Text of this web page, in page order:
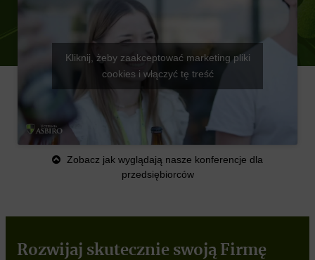
Kliknij, żeby zaakceptować marketing pliki
cookies i włączyć tę treść
Zobacz jak wyglądają nasze konferencje dla
przedsiębiorców
Rozwijaj skutecznie swoją Firmę